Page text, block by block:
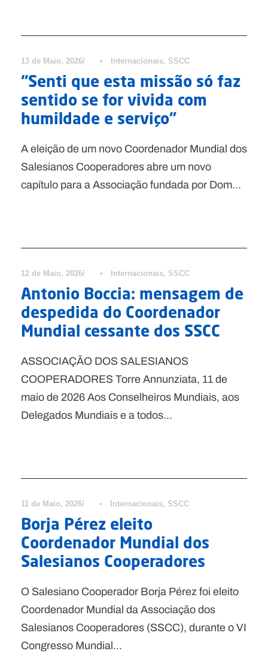
13 de Maio, 2026 • Internacionais, SSCC
“Senti que esta missão só faz
sentido se for vivida com
humildade e serviço”
A eleição de um novo Coordenador Mundial dos
Salesianos Cooperadores abre um novo
capítulo para a Associação fundada por Dom...
12 de Maio, 2026 • Internacionais, SSCC
Antonio Boccia: mensagem de
despedida do Coordenador
Mundial cessante dos SSCC
ASSOCIAÇÃO DOS SALESIANOS
COOPERADORES Torre Annunziata, 11 de
maio de 2026 Aos Conselheiros Mundiais, aos
Delegados Mundiais e a todos...
11 de Maio, 2026 • Internacionais, SSCC
Borja Pérez eleito
Coordenador Mundial dos
Salesianos Cooperadores
O Salesiano Cooperador Borja Pérez foi eleito
Coordenador Mundial da Associação dos
Salesianos Cooperadores (SSCC), durante o VI
Congresso Mundial...